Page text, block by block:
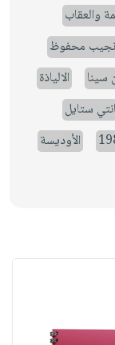
والعقاب
نجيب محفوظ
سينا
الالياذة
ستايل
الأوديسة